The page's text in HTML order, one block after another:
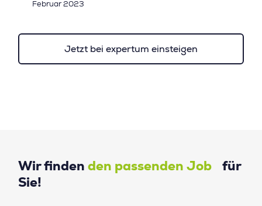
Februar 2023
Jetzt bei expertum einsteigen
Wir finden den passenden Job für
Sie!